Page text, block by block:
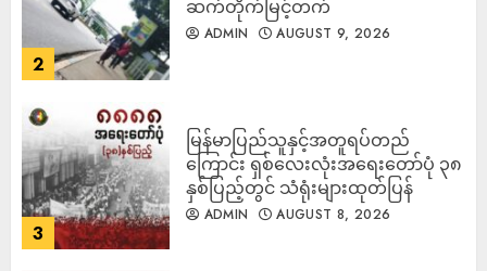
2
ဆက်တိုက်မြင့်တက်
ADMIN AUGUST 9, 2026
3
မြန်မာပြည်သူနှင့်အတူရပ်တည်
ကြောင်း ရှစ်လေးလုံးအရေးတော်ပုံ ၃၈
နှစ်ပြည့်တွင် သံရုံးများထုတ်ပြန်
ADMIN AUGUST 8, 2026